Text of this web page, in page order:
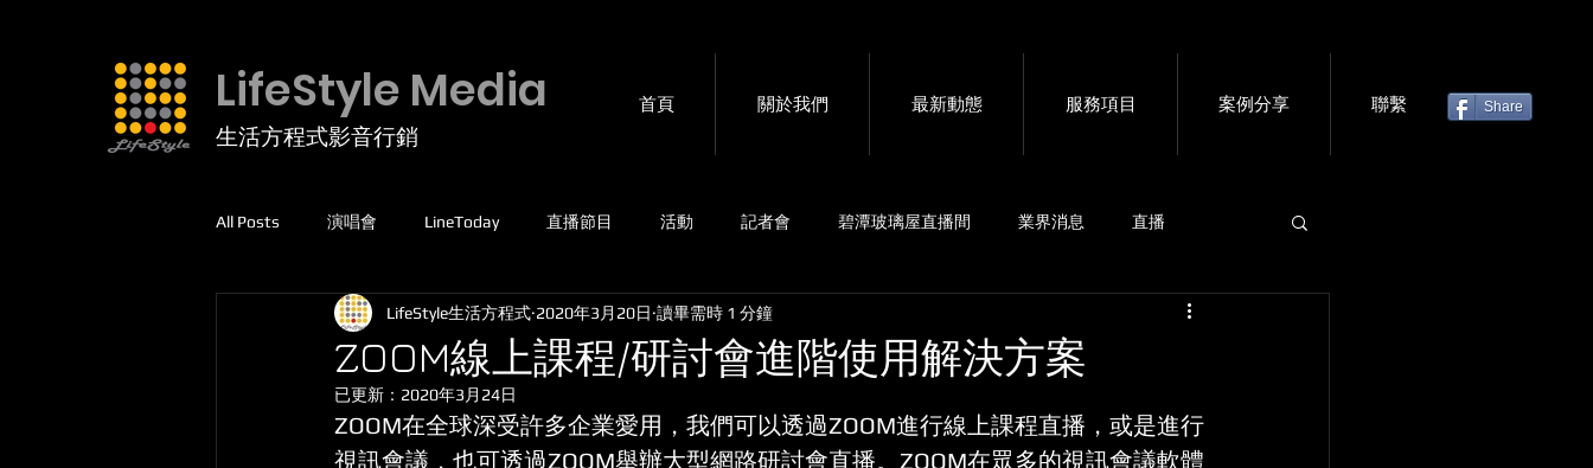
LifeStyle Media
生活方程式影音行銷
首頁 關於我們 最新動態 服務項目 案例分享 聯繫 Share
All Posts 演唱會 LineToday 直播節目 活動 記者會 碧潭玻璃屋直播間 業界消息 直播
高爾夫球 運動賽事 4G包直播 音樂會
5G專網
ZOOM線上課程/研討會進階使用解決方案
LifeStyle生活方程式 2020年3月20日 讀畢需時 1 分鐘
已更新： 2020年3月24日
ZOOM在全球深受許多企業愛用，我們可以透過ZOOM進行線上課程直播，或是進行
視訊會議，也可透過ZOOM舉辦大型網路研討會直播。ZOOM在眾多的視訊會議軟體